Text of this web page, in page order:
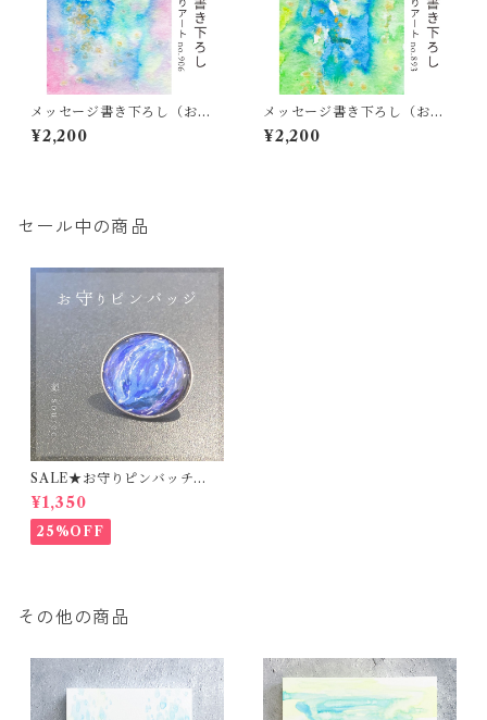
メッセージ書き下ろし（お守
りアート906）
¥2,200
メッセージ書き下ろし（お守
りアート893）
¥2,200
セール中の商品
SALE★お守りピンバッチ
【源-source-】
¥1,350
25%OFF
その他の商品